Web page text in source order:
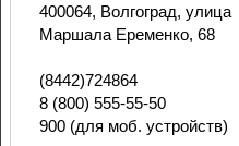
400064, Волгоград, улица
Маршала Еременко, 68
(8442)724864
8 (800) 555-55-50
900 (для моб. устройств)